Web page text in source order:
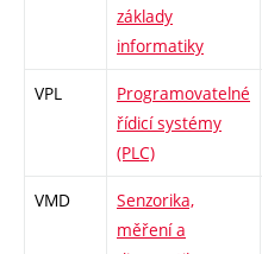
základy
informatiky
VPL
Programovatelné
řídicí systémy
(PLC)
VMD
Senzorika,
měření a